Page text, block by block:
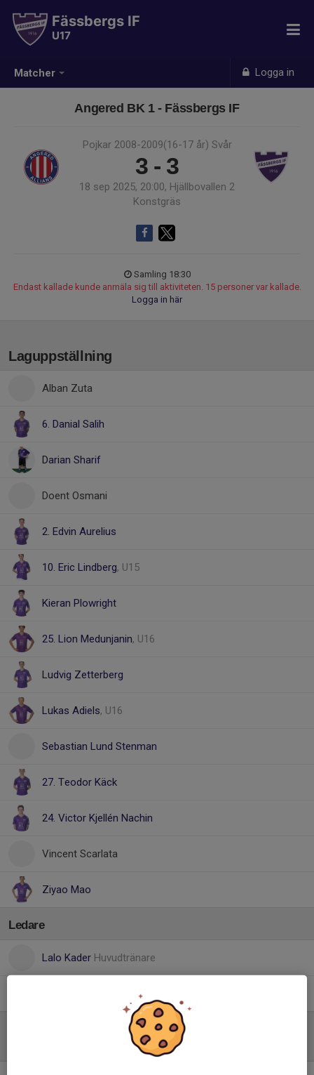
Matcher Logga in
Fässbergs IF
U17
Angered BK 1 - Fässbergs IF
Pojkar 2008-2009(16-17 år) Svår
3 - 3
18 sep 2025, 20:00, Hjällbovallen 2
Konstgräs
Samling 18:30
Endast kallade kunde anmäla sig till aktiviteten. 15 personer var kallade.
Logga in här
Laguppställning
Alban Zuta
6. Danial Salih
Darian Sharif
Doent Osmani
2. Edvin Aurelius
10. Eric Lindberg, U15
Kieran Plowright
25. Lion Medunjanin, U16
Ludvig Zetterberg
Lukas Adiels, U16
Sebastian Lund Stenman
27. Teodor Käck
24. Victor Kjellén Nachin
Vincent Scarlata
Ziyao Mao
Ledare
Lalo Kader Huvudtränare
Huvudtränare